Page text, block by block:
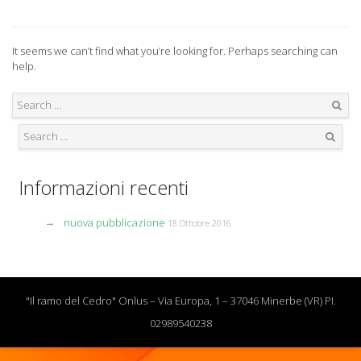
It seems we can’t find what you’re looking for. Perhaps searching can
help.
Informazioni recenti
nuova pubblicazione 18 Ottobre 2016
"Il ramo del Cedro" Onlus – Via Europa, 1 – 37046 Minerbe (VR) PI.
02989540238